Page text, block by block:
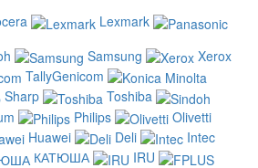
Lexmark
Samsung
Xerox
TallyGenicom
Sharp
Toshiba
Philips
Olivetti
Huawei Deli
Intec
КАТЮША
IRU